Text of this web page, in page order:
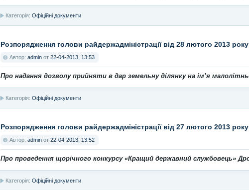
Категорія: Офіційні документи
Розпорядження голови райдержадміністрації від 28 лютого 2013
Автор: admin от 22-04-2013, 13:53
Про надання дозволу прийняти в дар земельну ділянку на ім’я
Категорія: Офіційні документи
Розпорядження голови райдержадміністрації від 27 лютого 2013
Автор: admin от 22-04-2013, 13:52
Про проведення щорічного конкурсу «Кращий державний службовець»
Категорія: Офіційні документи